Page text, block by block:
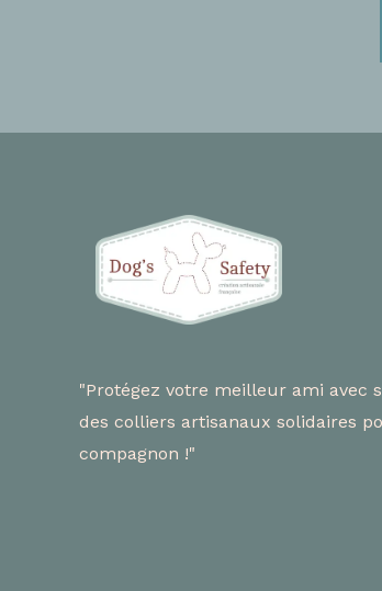
"Protégez votre meilleur ami avec
des colliers artisanaux solidaires
compagnon !"